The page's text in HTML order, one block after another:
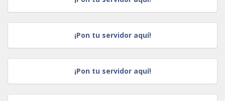
¡Pon tu servidor aquí!
¡Pon tu servidor aquí!